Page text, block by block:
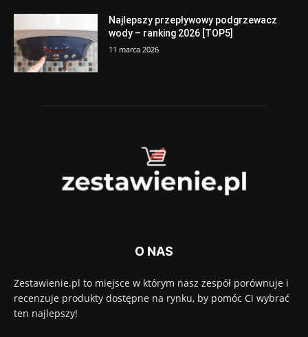
Najlepszy przepływowy podgrzewacz
wody – ranking 2026 [TOP5]
11 marca 2026
O NAS
Zestawienie.pl to miejsce w którym nasz zespół porównuje i
recenzuje produkty dostępne na rynku, by pomóc Ci wybrać
ten najlepszy!